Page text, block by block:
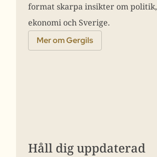
format skarpa insikter om politik,
ekonomi och Sverige.
Mer om Gergils
Håll dig uppdaterad